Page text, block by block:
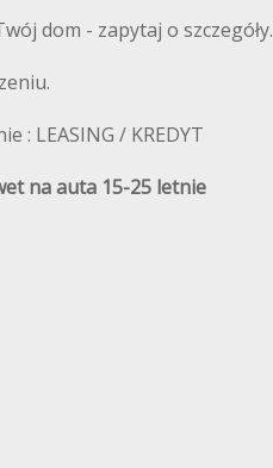
dom - zapytaj o szczegóły.
: LEASING / KREDYT
na auta 15-25 letnie